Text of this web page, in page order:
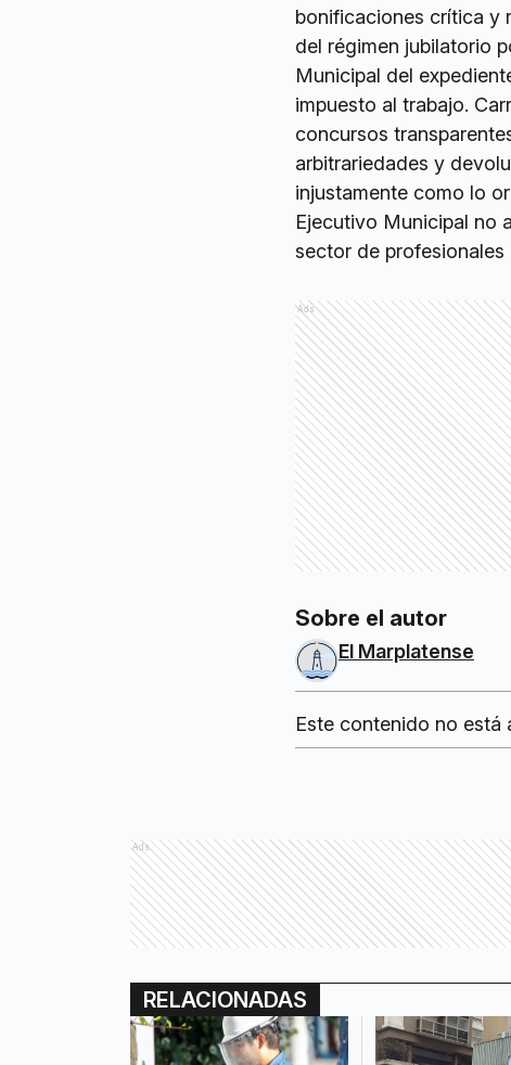
bonificaciones crítica y
del régimen jubilatorio
Municipal del
impuesto al trabajo.
concursos
arbitrariedades y
injustamente como lo
Ejecutivo Municipal no
sector de profesionales
Ads
Sobre el autor
El Marplatense
Este contenido no está
Ads
RELACIONADAS